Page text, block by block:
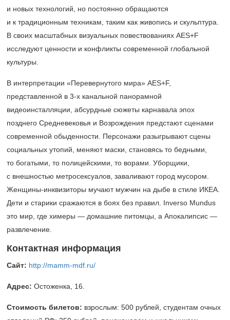
и новых технологий, но постоянно обращаются
и к традиционным техникам, таким как живопись и скульптура.
В своих масштабных визуальных повествованиях AES+F
исследуют ценности и конфликты современной глобальной
культуры.
В интерпретации «Перевернутого мира» AES+F,
представленной в 3-х канальной панорамной
видеоинсталляции, абсурдные сюжеты карнавала эпох
позднего Средневековья и Возрождения предстают сценами
современной обыденности. Персонажи разыгрывают сцены
социальных утопий, меняют маски, становясь то бедными,
то богатыми, то полицейскими, то ворами. Уборщики,
с внешностью метросексуалов, заваливают город мусором.
Женщины-инквизиторы мучают мужчин на дыбе в стиле ИКЕА.
Дети и старики сражаются в боях без правил. Inverso Mundus
это мир, где химеры — домашние питомцы, а Апокалипсис —
развлечение.
Контактная информация
Сайт: http://mamm-mdf.ru/
Адрес: Остоженка, 16.
Стоимость билетов: взрослым: 500 рублей, студентам очных